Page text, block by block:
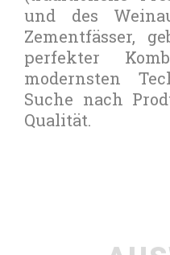
und des
Zementfässer,
perfekter
modernsten
Suche nach
Qualität.